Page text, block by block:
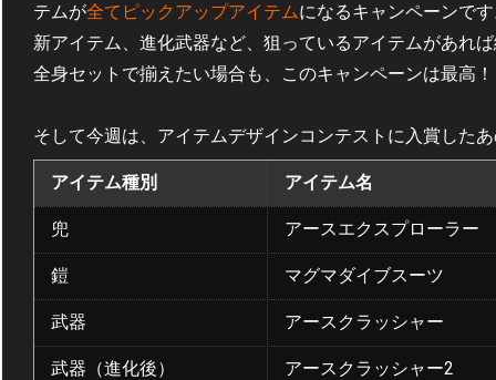
テムが全てピックアップアイテムになるキャンペーンで
新アイテム、進化武器など、狙っているアイテムがあれ
全身セットで揃えたい場合も、このキャンペーンは最
そして今週は、アイテムデザインコンテストに入賞した
アイテム種別 アイテム名
兜 アースエクスプローラー
鎧 マグマダイブスーツ
武器 アースクラッシャー
武器（進化後） アースクラッシャー2